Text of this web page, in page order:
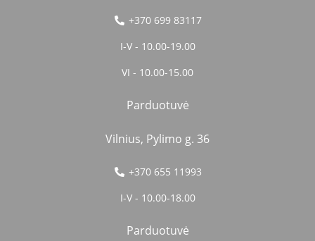
+370 699 83117
I-V - 10.00-19.00
VI - 10.00-15.00
Parduotuvė
Vilnius, Pylimo g. 36
+370 655 11993
I-V - 10.00-18.00
Parduotuvė